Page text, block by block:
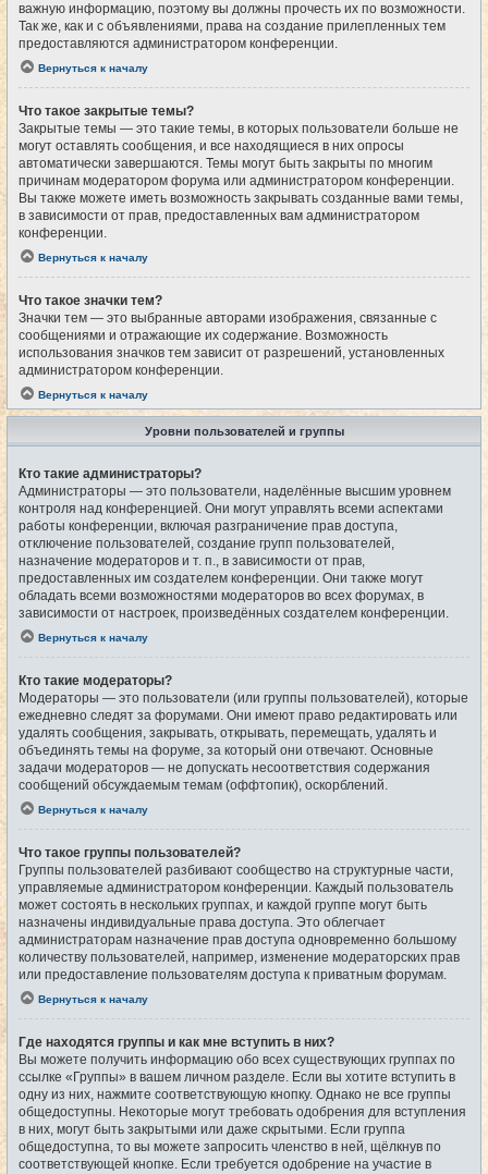
важную информацию, поэтому вы должны прочесть их по возможности.
Так же, как и с объявлениями, права на создание прилепленных тем
предоставляются администратором конференции.
Вернуться к началу
Что такое закрытые темы?
Закрытые темы — это такие темы, в которых пользователи больше не
могут оставлять сообщения, и все находящиеся в них опросы
автоматически завершаются. Темы могут быть закрыты по многим
причинам модератором форума или администратором конференции.
Вы также можете иметь возможность закрывать созданные вами темы,
в зависимости от прав, предоставленных вам администратором
конференции.
Вернуться к началу
Что такое значки тем?
Значки тем — это выбранные авторами изображения, связанные с
сообщениями и отражающие их содержание. Возможность
использования значков тем зависит от разрешений, установленных
администратором конференции.
Вернуться к началу
Уровни пользователей и группы
Кто такие администраторы?
Администраторы — это пользователи, наделённые высшим уровнем
контроля над конференцией. Они могут управлять всеми аспектами
работы конференции, включая разграничение прав доступа,
отключение пользователей, создание групп пользователей,
назначение модераторов и т. п., в зависимости от прав,
предоставленных им создателем конференции. Они также могут
обладать всеми возможностями модераторов во всех форумах, в
зависимости от настроек, произведённых создателем конференции.
Вернуться к началу
Кто такие модераторы?
Модераторы — это пользователи (или группы пользователей), которые
ежедневно следят за форумами. Они имеют право редактировать или
удалять сообщения, закрывать, открывать, перемещать, удалять и
объединять темы на форуме, за который они отвечают. Основные
задачи модераторов — не допускать несоответствия содержания
сообщений обсуждаемым темам (оффтопик), оскорблений.
Вернуться к началу
Что такое группы пользователей?
Группы пользователей разбивают сообщество на структурные части,
управляемые администратором конференции. Каждый пользователь
может состоять в нескольких группах, и каждой группе могут быть
назначены индивидуальные права доступа. Это облегчает
администраторам назначение прав доступа одновременно большому
количеству пользователей, например, изменение модераторских прав
или предоставление пользователям доступа к приватным форумам.
Вернуться к началу
Где находятся группы и как мне вступить в них?
Вы можете получить информацию обо всех существующих группах по
ссылке «Группы» в вашем личном разделе. Если вы хотите вступить в
одну из них, нажмите соответствующую кнопку. Однако не все группы
общедоступны. Некоторые могут требовать одобрения для вступления
в них, могут быть закрытыми или даже скрытыми. Если группа
общедоступна, то вы можете запросить членство в ней, щёлкнув по
соответствующей кнопке. Если требуется одобрение на участие в